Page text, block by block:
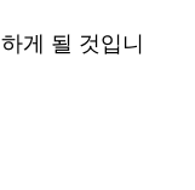
게 될 것입니